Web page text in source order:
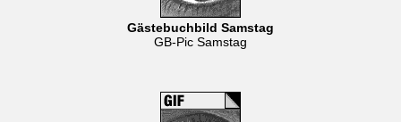
Gästebuchbild Samstag
GB-Pic Samstag